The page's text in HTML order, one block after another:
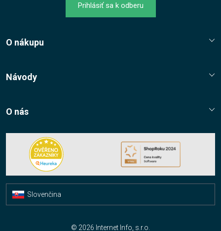
Prihlásiť sa k odberu
O nákupu
Jak nakupovat?
Návody
O nás
Napište nám
Nákup multilicencí
Slovenčina
© 2026 Internet Info, s.r.o.